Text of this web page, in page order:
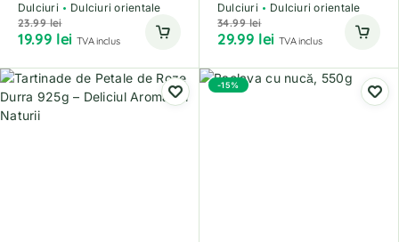
Dulciuri
Dulciuri orientale
23.99lei
19.99 lei TVA inclus
Dulciuri
Dulciuri orientale
34.99lei
29.99 lei TVA inclus
-15%